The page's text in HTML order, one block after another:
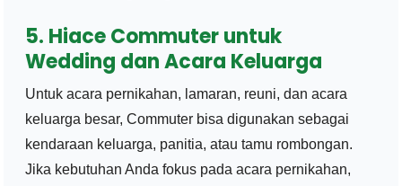
5. Hiace Commuter untuk
Wedding dan Acara Keluarga
Untuk acara pernikahan, lamaran, reuni, dan acara
keluarga besar, Commuter bisa digunakan sebagai
kendaraan keluarga, panitia, atau tamu rombongan.
Jika kebutuhan Anda fokus pada acara pernikahan,